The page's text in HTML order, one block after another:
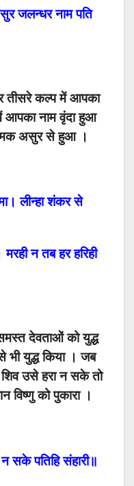
जलन्धर नाम पति
तीसरे कल्प में आपका
आपका नाम वृंदा हुआ
असुर से हुआ ।
लीन्हा शंकर से
न तब हर हरिही
देवताओं को युद्ध
युद्ध किया । जब
उसे हरा न सके तो
विष्णु को पुकारा ।
सके पतिहि संहारी॥